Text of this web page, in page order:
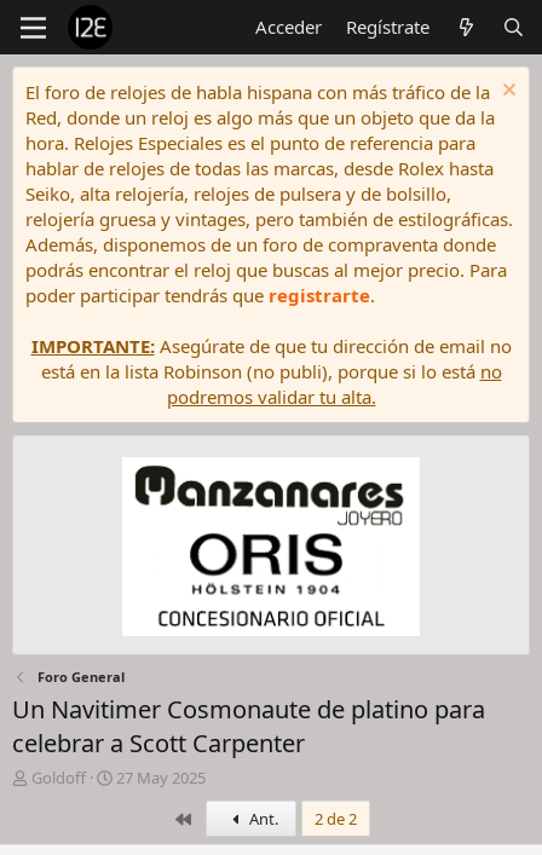
Acceder Regístrate
El foro de relojes de habla hispana con más tráfico de la
Red, donde un reloj es algo más que un objeto que da la
hora. Relojes Especiales es el punto de referencia para
hablar de relojes de todas las marcas, desde Rolex hasta
Seiko, alta relojería, relojes de pulsera y de bolsillo,
relojería gruesa y vintages, pero también de estilográficas.
Además, disponemos de un foro de compraventa donde
podrás encontrar el reloj que buscas al mejor precio. Para
poder participar tendrás que registrarte.
IMPORTANTE:Asegúrate de que tu dirección de email no
está en la lista Robinson (no publi), porque si lo está no
podremos validar tu alta.
Foro General
Un Navitimer Cosmonaute de platino para
celebrar a Scott Carpenter
I
c
Goldoff
F
h
27 May 2025
PrimeroAnt. 2 de 2